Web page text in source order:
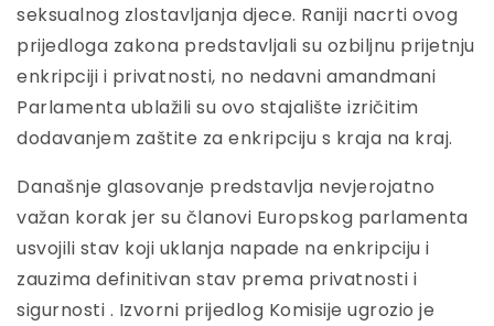
seksualnog zlostavljanja djece. Raniji nacrti ovog
prijedloga zakona predstavljali su ozbiljnu prijetnju
enkripciji i privatnosti, no nedavni amandmani
Parlamenta ublažili su ovo stajalište izričitim
dodavanjem zaštite za enkripciju s kraja na kraj.
Današnje glasovanje predstavlja nevjerojatno
važan korak jer su članovi Europskog parlamenta
usvojili stav koji uklanja napade na enkripciju i
zauzima definitivan stav prema privatnosti i
sigurnosti . Izvorni prijedlog Komisije ugrozio je